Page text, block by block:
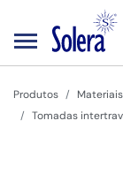
Produtos
Tomadas